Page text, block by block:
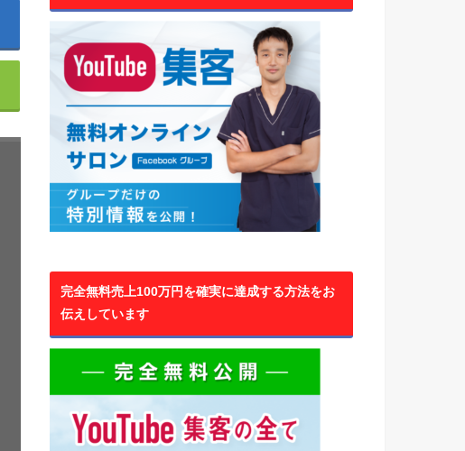
完全無料売上100万円を確実に達成する方法をお
伝えしています